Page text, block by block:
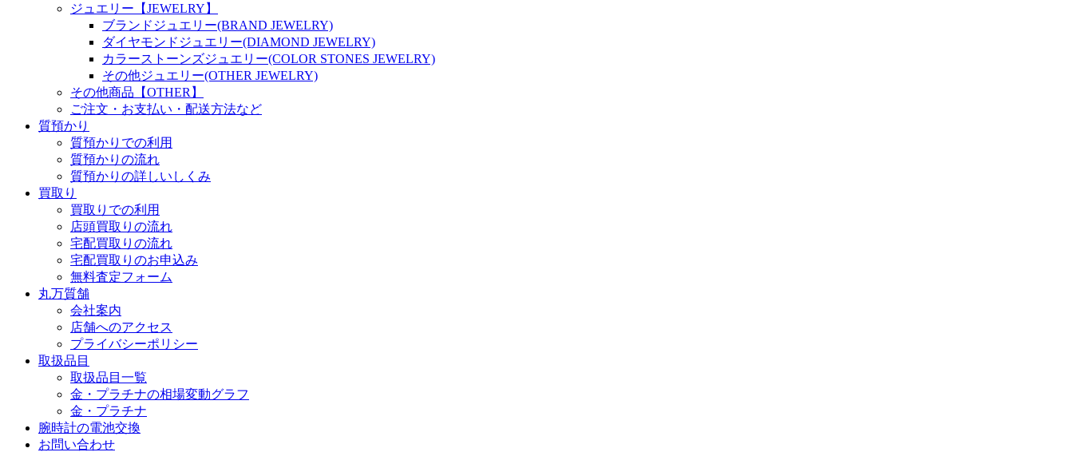
ジュエリー【JEWELRY】
ブランドジュエリー(BRAND JEWELRY)
ダイヤモンドジュエリー(DIAMOND JEWELRY)
カラーストーンズジュエリー(COLOR STONES JEWELRY)
その他ジュエリー(OTHER JEWELRY)
その他商品【OTHER】
ご注文・お支払い・配送方法など
質預かり
質預かりでの利用
質預かりの流れ
質預かりの詳しいしくみ
買取り
買取りでの利用
店頭買取りの流れ
宅配買取りの流れ
宅配買取りのお申込み
無料査定フォーム
丸万質舗
会社案内
店舗へのアクセス
プライバシーポリシー
取扱品目
取扱品目一覧
金・プラチナの相場変動グラフ
金・プラチナ
腕時計の電池交換
お問い合わせ